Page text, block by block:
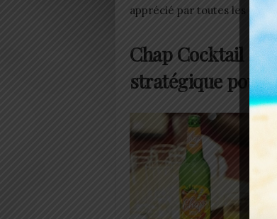
apprécié par toutes les
Chap Cocktail :
stratégique pour